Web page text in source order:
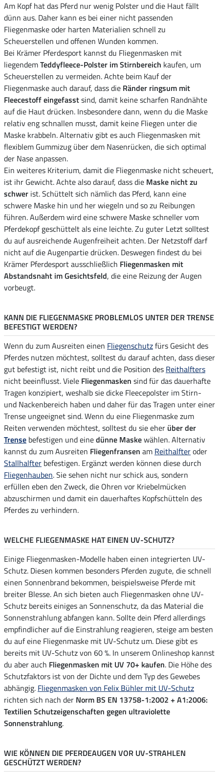
Am Kopf hat das Pferd nur wenig Polster und die Haut fällt
dünn aus. Daher kann es bei einer nicht passenden
Fliegenmaske oder harten Materialien schnell zu
Scheuerstellen und offenen Wunden kommen.
Bei Krämer Pferdesport kannst du Fliegenmasken mit
liegendemTeddyfleece-Polster im Stirnbereich kaufen, um
Scheuerstellen zu vermeiden. Achte beim Kauf der
Fliegenmaske auch darauf, dass die Ränder ringsum mit
Fleecestoff eingefasstsind, damit keine scharfen Randnähte
auf die Haut drücken. Insbesondere dann, wenn du die Maske
relativ eng schnallen musst, damit keine Fliegen unter die
Maske krabbeln. Alternativ gibt es auch Fliegenmasken mit
flexiblem Gummizug über dem Nasenrücken, die sich optimal
der Nase anpassen.
Ein weiteres Kriterium, damit die Fliegenmaske nicht scheuert,
ist ihr Gewicht. Achte also darauf, dass die Maske nicht zu
schwer ist. Schüttelt sich nämlich das Pferd, kann eine
schwere Maske hin und her wiegeln und so zu Reibungen
führen. Außerdem wird eine schwere Maske schneller vom
Pferdekopf geschüttelt als eine leichte. Zu guter Letzt solltest
du auf ausreichende Augenfreiheit achten. Der Netzstoff darf
nicht auf die Augenpartie drücken. Deswegen findest du bei
Krämer Pferdesport ausschließlich Fliegenmasken mit
Abstandsnaht im Gesichtsfeld, die eine Reizung der Augen
vorbeugt.
KANN DIE FLIEGENMASKE PROBLEMLOS UNTER DER TRENSE
BEFESTIGT WERDEN?
Wenn du zum Ausreiten einen Fliegenschutzfürs Gesicht des
Pferdes nutzen möchtest, solltest du darauf achten, dass dieser
gut befestigt ist, nicht reibt und die Position des Reithalfters
nicht beeinflusst. Viele Fliegenmasken sind für das dauerhafte
Tragen konzipiert, weshalb sie dicke Fleecepolster im Stirn-
und Nackenbereich haben und daher für das Tragen unter einer
Trense ungeeignet sind. Wenn du eine Fliegenmaske zum
Reiten verwenden möchtest, solltest du sie eher über der
Trense befestigen und einedünne Maskewählen. Alternativ
kannst du zum Ausreiten Fliegenfransen am Reithalfteroder
Stallhalfter befestigen. Ergänzt werden können diese durch
Fliegenhauben. Sie sehen nicht nur schick aus, sondern
erfüllen eben den Zweck, die Ohren vor Kriebelmücken
abzuschirmen und damit ein dauerhaftes Kopfschütteln des
Pferdes zu verhindern.
WELCHE FLIEGENMASKE HAT EINEN UV-SCHUTZ?
Einige Fliegenmasken-Modelle haben einen integrierten UV-
Schutz. Diesen kommen besonders Pferden zugute, die schnell
einen Sonnenbrand bekommen, beispielsweise Pferde mit
breiter Blesse. An sich bieten auch Fliegenmasken ohne UV-
Schutz bereits einiges an Sonnenschutz, da das Material die
Sonnenstrahlung abfangen kann. Sollte dein Pferd allerdings
empfindlicher auf die Einstrahlung reagieren, steige am besten
du auf eine Fliegenmaske mit UV-Schutz um. Diese gibt es
bereits mit UV-Schutz von 60 %. In unserem Onlineshop kannst
du aber auch Fliegenmasken mit UV 70+ kaufen. Die Höhe des
Schutzfaktors ist von der Dichte und dem Typ des Gewebes
abhängig. Fliegenmasken von Felix Bühler mit UV-Schutz
richten sich nach der Norm BS EN 13758-1:2002 + A1:2006:
Textilien Schutzeigenschaften gegen ultraviolette
Sonnenstrahlung.
WIE KÖNNEN DIE PFERDEAUGEN VOR UV-STRAHLEN
GESCHÜTZT WERDEN?